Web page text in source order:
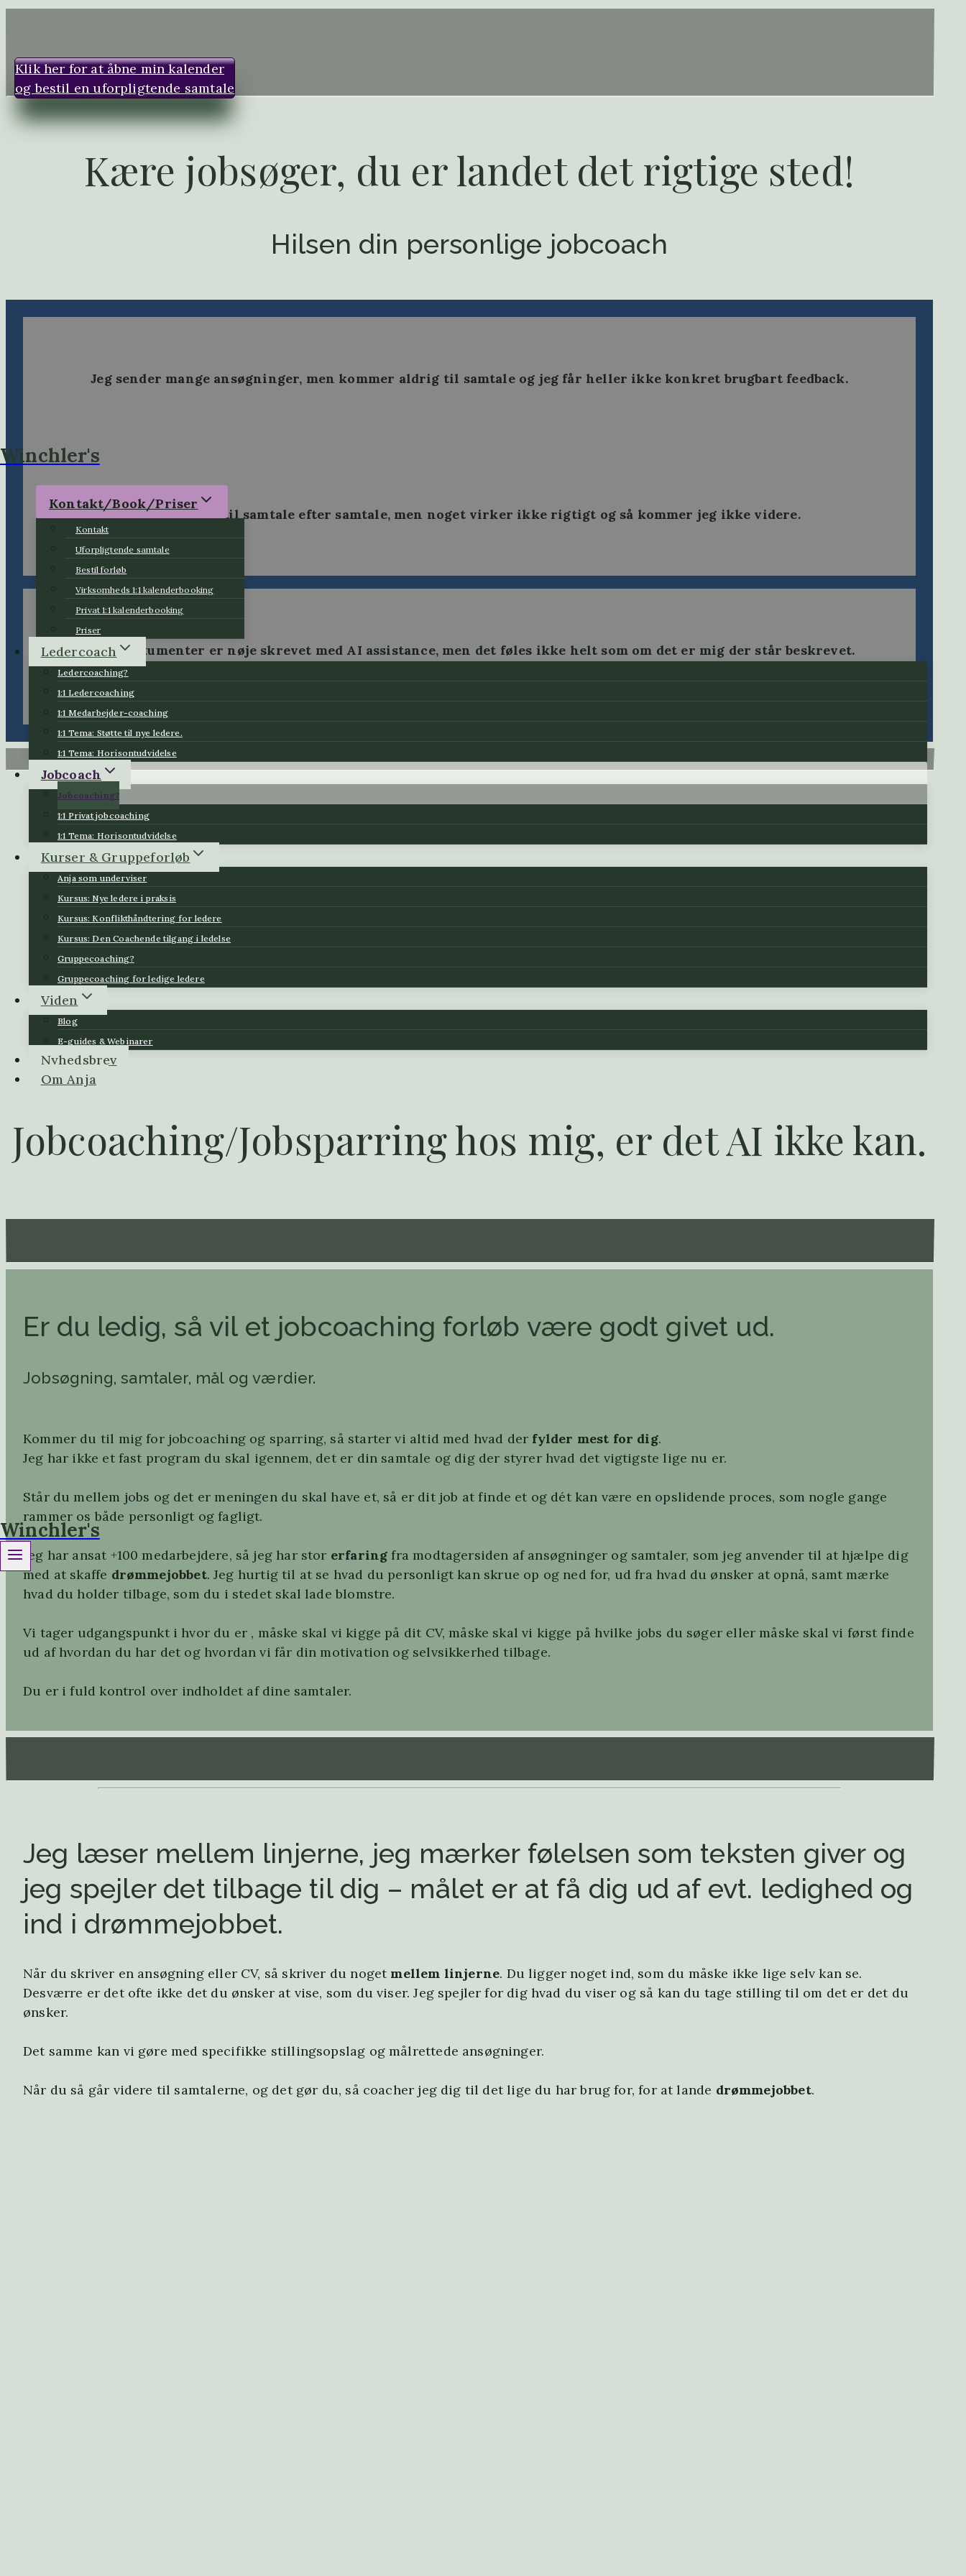
indhold
Winchler's
Kontakt/Book/Priser
Kontakt
Uforpligtende samtale
Bestil forløb
Virksomheds 1:1 kalenderbooking
Privat 1:1 kalenderbooking
Priser
Ledercoach
Ledercoaching?
1:1 Ledercoaching
1:1 Medarbejder-coaching
1:1 Tema: Støtte til nye ledere.
1:1 Tema: Horisontudvidelse
Jobcoach
Jobcoaching?
1:1 Privat jobcoaching
1:1 Tema: Horisontudvidelse
Kurser & Gruppeforløb
Anja som underviser
Kursus: Nye ledere i praksis
Kursus: Konflikthåndtering for ledere
Kursus: Den Coachende tilgang i ledelse
Gruppecoaching?
Gruppecoaching for ledige ledere
Viden
Blog
E-guides & Webinarer
Nyhedsbrev
Om Anja
Winchler's
Kære jobsøger, du er landet det rigtige sted!
Hilsen din personlige jobcoach
Jeg sender mange ansøgninger, men kommer aldrig til samtale og jeg får heller ikke konkret brugbart feedback.
Jeg kommer til samtale efter samtale, men noget virker ikke rigtigt og så kommer jeg ikke videre.
Mine dokumenter er nøje skrevet med AI assistance, men det føles ikke helt som om det er mig der står beskrevet.
Jobcoaching/Jobsparring hos mig, er det AI ikke kan.
Er du ledig, så vil et jobcoaching forløb være godt givet ud.
Jobsøgning, samtaler, mål og værdier.
Kommer du til mig for jobcoaching og sparring, så starter vi altid med hvad der fylder mest for dig.
Jeg har ikke et fast program du skal igennem, det er din samtale og dig der styrer hvad det vigtigste lige nu er.
Står du mellem jobs og det er meningen du skal have et, så er dit job at finde et og dét kan være en opslidende proces, som nogle gange
rammer os både personligt og fagligt.
Jeg har ansat +100 medarbejdere, så jeg har stor erfaringfra modtagersiden af ansøgninger og samtaler, som jeg anvender til at hjælpe dig
med at skaffe drømmejobbet. Jeg hurtig til at se hvad du personligt kan skrue op og ned for, ud fra hvad du ønsker at opnå, samt mærke
hvad du holder tilbage, som du i stedet skal lade blomstre.
Vi tager udgangspunkt i hvor du er , måske skal vi kigge på dit CV, måske skal vi kigge på hvilke jobs du søger eller måske skal vi først finde
ud af hvordan du har det og hvordan vi får din motivation og selvsikkerhed tilbage.
Du er i fuld kontrol over indholdet af dine samtaler.
Jeg læser mellem linjerne, jeg mærker følelsen som teksten giver og
jeg spejler det tilbage til dig – målet er at få dig ud af evt. ledighed og
ind i drømmejobbet.
Når du skriver en ansøgning eller CV, så skriver du noget mellem linjerne. Du ligger noget ind, som du måske ikke lige selv kan se.
Desværre er det ofte ikke det du ønsker at vise, som du viser. Jeg spejler for dig hvad du viser og så kan du tage stilling til om det er det du
ønsker.
Det samme kan vi gøre med specifikke stillingsopslag og målrettede ansøgninger.
Når du så går videre til samtalerne, og det gør du, så coacher jeg dig til det lige du har brug for, for at lande drømmejobbet.
Klik her for at åbne min kalender
og bestil en uforpligtende samtale